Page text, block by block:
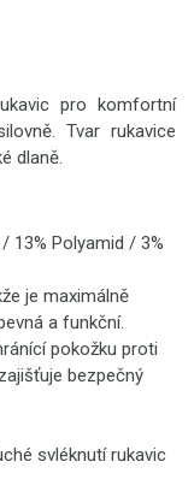
pro komfortní
Tvar rukavice
dlaně.
13% Polyamid / 3%
je maximálně
a funkční.
pokožku proti
bezpečný
svléknutí rukavic